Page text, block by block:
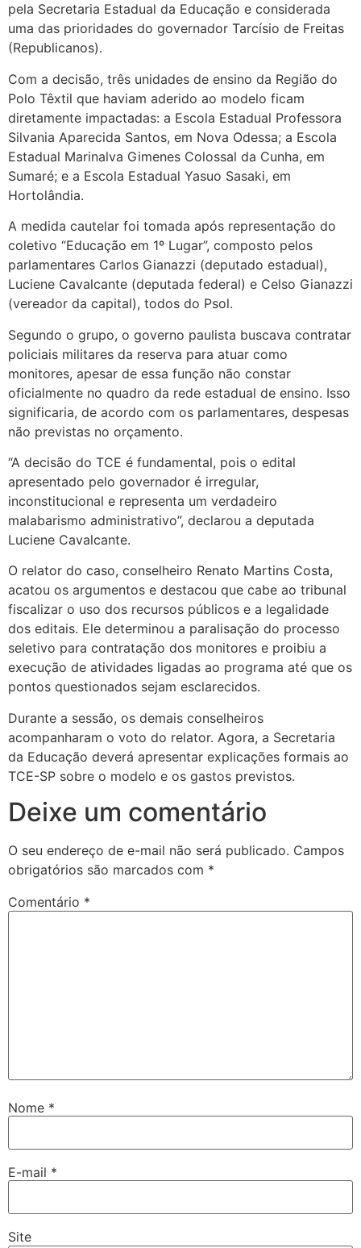
pela Secretaria Estadual da Educação e considerada
uma das prioridades do governador Tarcísio de Freitas
(Republicanos).
Com a decisão, três unidades de ensino da Região do
Polo Têxtil que haviam aderido ao modelo ficam
diretamente impactadas: a Escola Estadual Professora
Silvania Aparecida Santos, em Nova Odessa; a Escola
Estadual Marinalva Gimenes Colossal da Cunha, em
Sumaré; e a Escola Estadual Yasuo Sasaki, em
Hortolândia.
A medida cautelar foi tomada após representação do
coletivo “Educação em 1º Lugar”, composto pelos
parlamentares Carlos Gianazzi (deputado estadual),
Luciene Cavalcante (deputada federal) e Celso Gianazzi
(vereador da capital), todos do Psol.
Segundo o grupo, o governo paulista buscava contratar
policiais militares da reserva para atuar como
monitores, apesar de essa função não constar
oficialmente no quadro da rede estadual de ensino. Isso
significaria, de acordo com os parlamentares, despesas
não previstas no orçamento.
“A decisão do TCE é fundamental, pois o edital
apresentado pelo governador é irregular,
inconstitucional e representa um verdadeiro
malabarismo administrativo”, declarou a deputada
Luciene Cavalcante.
O relator do caso, conselheiro Renato Martins Costa,
acatou os argumentos e destacou que cabe ao tribunal
fiscalizar o uso dos recursos públicos e a legalidade
dos editais. Ele determinou a paralisação do processo
seletivo para contratação dos monitores e proibiu a
execução de atividades ligadas ao programa até que os
pontos questionados sejam esclarecidos.
Durante a sessão, os demais conselheiros
acompanharam o voto do relator. Agora, a Secretaria
da Educação deverá apresentar explicações formais ao
TCE-SP sobre o modelo e os gastos previstos.
Deixe um comentário
O seu endereço de e-mail não será publicado. Campos
obrigatórios são marcados com *
Comentário *
Nome *
E-mail *
Site